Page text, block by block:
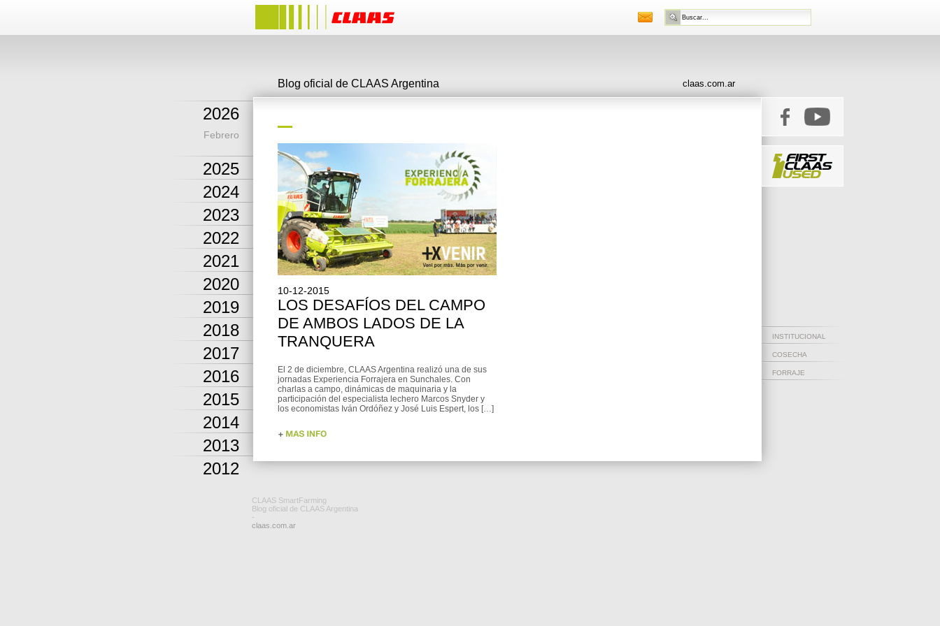
2026
Febrero
2025
2024
2023
2022
2021
2020
2019
2018
2017
2016
2015
2014
2013
2012
Blog oficial de CLAAS Argentina claas.com.ar
10-12-2015
LOS DESAFÍOS DEL CAMPO
DE AMBOS LADOS DE LA
TRANQUERA
El 2 de diciembre, CLAAS Argentina realizó una de sus
jornadas Experiencia Forrajera en Sunchales. Con
charlas a campo, dinámicas de maquinaria y la
participación del especialista lechero Marcos Snyder y
los economistas Iván Ordóñez y José Luis Espert, los […]
INSTITUCIONAL
COSECHA
FORRAJE
CLAAS SmartFarming
Blog oficial de CLAAS Argentina
-
claas.com.ar